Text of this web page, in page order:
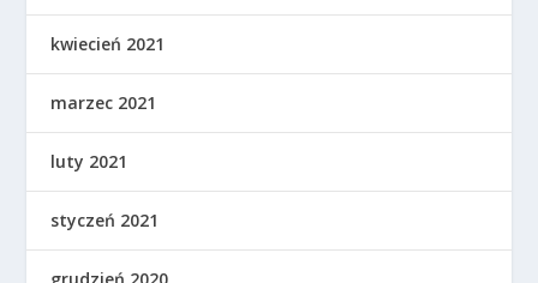
kwiecień 2021
marzec 2021
luty 2021
styczeń 2021